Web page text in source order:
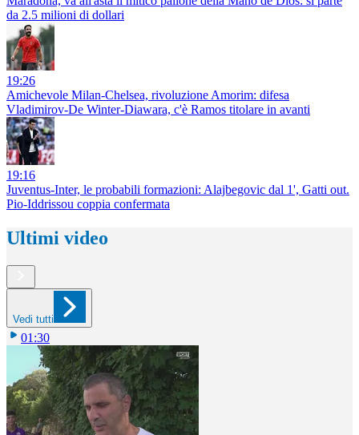
da 2.5 milioni di dollari
19:26
Amichevole Milan-Chelsea, rivoluzione Amorim: difesa
Vladimirov-De Winter-Diawara, c'è Ramos titolare in avanti
19:16
Juventus-Inter, le probabili formazioni: Alajbegovic dal 1', Gatti out.
Pio-Iddrissou coppia confermata
Ultimi video
Vedi tutti
01:30